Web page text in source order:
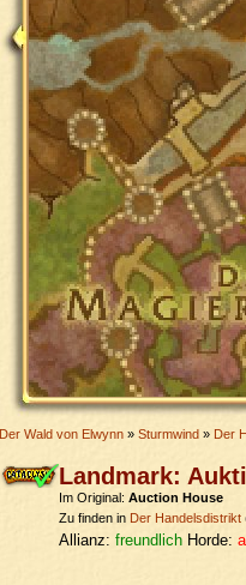
Der Wald von Elwynn » Sturmwind » Der
Landmark:
Im Original: Auction House
Zu finden in Der Handelsdistrikt
Allianz: freundlich Horde: